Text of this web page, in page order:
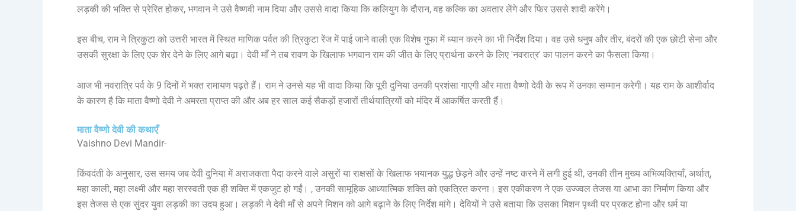
लड़की की भक्ति से प्रेरित होकर, भगवान ने उसे वैष्णवी नाम दिया और उससे वादा किया कि कलियुग के दौरान, वह कल्कि का अवतार लेंगे और फिर उससे शादी करेंगे।
इस बीच, राम ने त्रिकुटा को उत्तरी भारत में स्थित माणिक पर्वत की त्रिकुटा रेंज में पाई जाने वाली एक विशेष गुफा में ध्यान करने का भी निर्देश दिया। वह उसे धनुष और तीर, बंदरों की एक छोटी सेना और
उसकी सुरक्षा के लिए एक शेर देने के लिए आगे बढ़ा। देवी माँ ने तब रावण के खिलाफ भगवान राम की जीत के लिए प्रार्थना करने के लिए 'नवरात्र' का पालन करने का फैसला किया।
आज भी नवरात्रि पर्व के 9 दिनों में भक्त रामायण पढ़ते हैं। राम ने उनसे यह भी वादा किया कि पूरी दुनिया उनकी प्रशंसा गाएगी और माता वैष्णो देवी के रूप में उनका सम्मान करेगी। यह राम के आशीर्वाद
के कारण है कि माता वैष्णो देवी ने अमरता प्राप्त की और अब हर साल कई सैकड़ों हजारों तीर्थयात्रियों को मंदिर में आकर्षित करती हैं।
माता वैष्णो देवी की कथाएँ
Vaishno Devi Mandir-
किंवदंती के अनुसार, उस समय जब देवी दुनिया में अराजकता पैदा करने वाले असुरों या राक्षसों के खिलाफ भयानक युद्ध छेड़ने और उन्हें नष्ट करने में लगी हुई थी, उनकी तीन मुख्य अभिव्यक्तियाँ, अर्थात्,
महा काली, महा लक्ष्मी और महा सरस्वती एक ही शक्ति में एकजुट हो गईं। , उनकी सामूहिक आध्यात्मिक शक्ति को एकत्रित करना। इस एकीकरण ने एक उज्ज्वल तेजस या आभा का निर्माण किया और
इस तेजस से एक सुंदर युवा लड़की का उदय हुआ। लड़की ने देवी माँ से अपने मिशन को आगे बढ़ाने के लिए निर्देश मांगे। देवियों ने उसे बताया कि उसका मिशन पृथ्वी पर प्रकट होना और धर्म या